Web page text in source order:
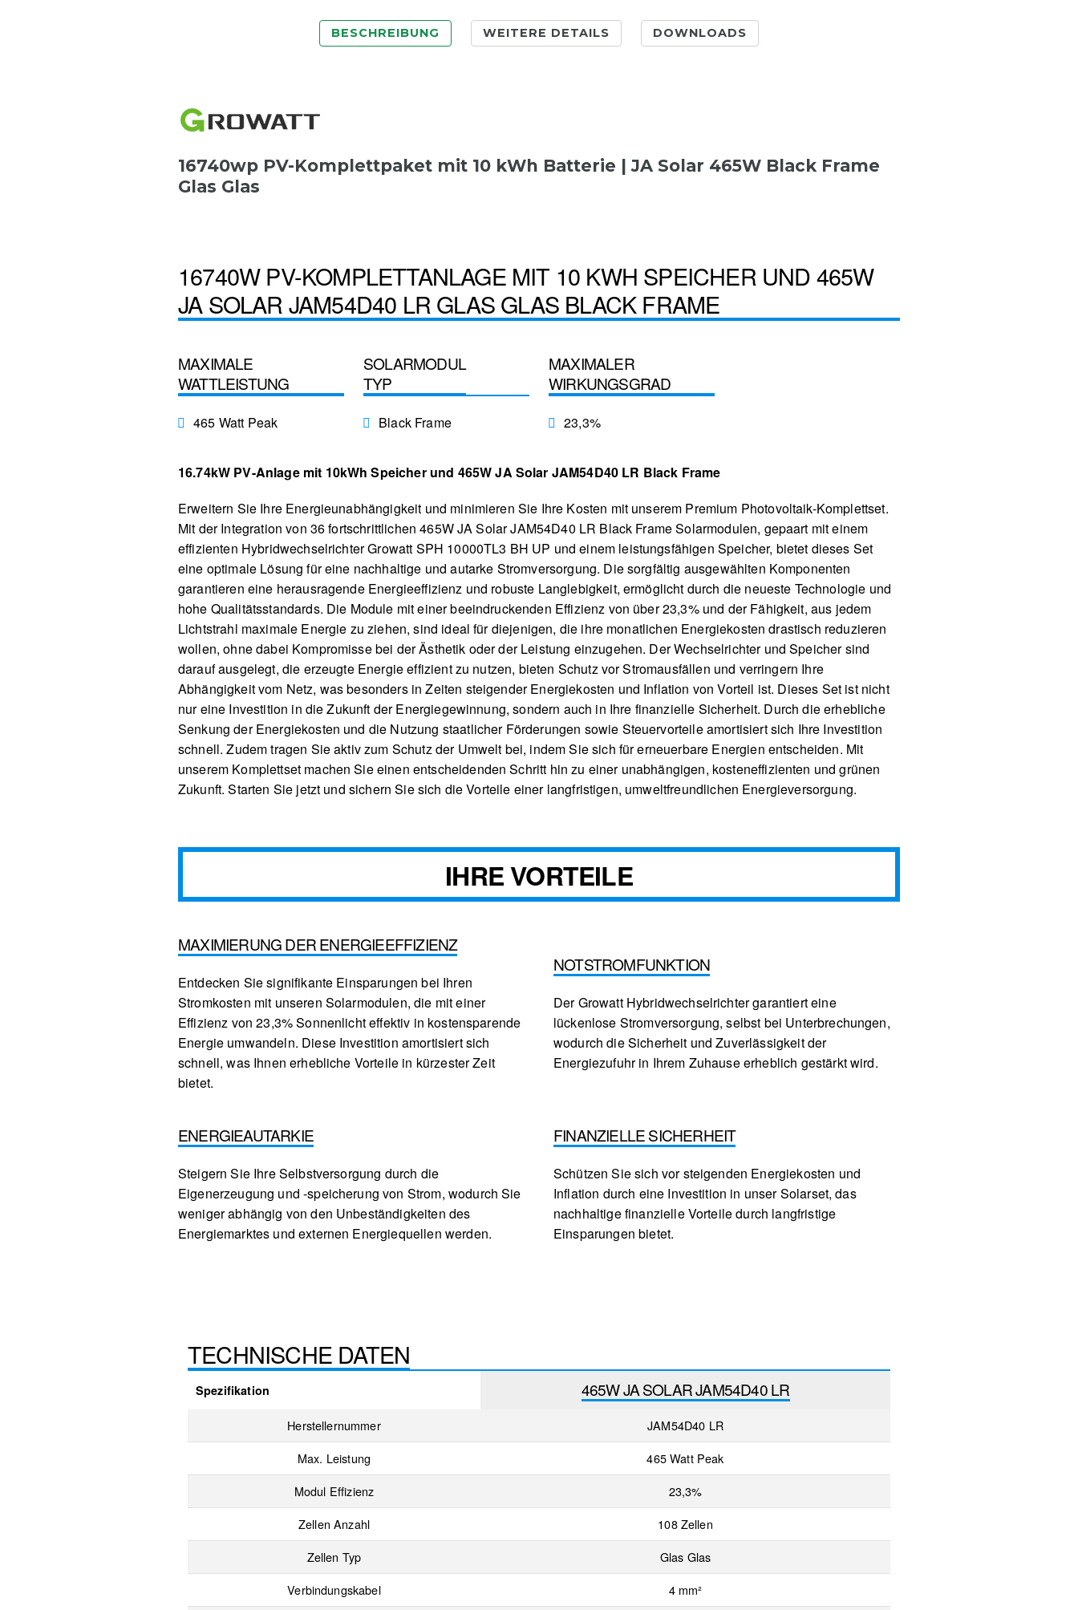
BESCHREIBUNG WEITERE DETAILS DOWNLOADS
16740wp PV-Komplettpaket mit 10 kWh Batterie | JA Solar 465W Black Frame
Glas Glas
16740W PV-KOMPLETTANLAGE MIT 10 KWH SPEICHER UND 465W
JA SOLAR JAM54D40 LR GLAS GLAS BLACK FRAME
MAXIMALE
WATTLEISTUNG
465 Watt Peak
SOLARMODUL
TYP
Black Frame
MAXIMALER
WIRKUNGSGRAD
23,3%
16.74kW PV-Anlage mit 10kWh Speicher und 465W JA Solar JAM54D40 LR Black Frame
Erweitern Sie Ihre Energieunabhängigkeit und minimieren Sie Ihre Kosten mit unserem Premium Photovoltaik-Komplettset.
Mit der Integration von 36 fortschrittlichen 465W JA Solar JAM54D40 LR Black Frame Solarmodulen, gepaart mit einem
effizienten Hybridwechselrichter Growatt SPH 10000TL3 BH UP und einem leistungsfähigen Speicher, bietet dieses Set
eine optimale Lösung für eine nachhaltige und autarke Stromversorgung. Die sorgfältig ausgewählten Komponenten
garantieren eine herausragende Energieeffizienz und robuste Langlebigkeit, ermöglicht durch die neueste Technologie und
hohe Qualitätsstandards. Die Module mit einer beeindruckenden Effizienz von über 23,3% und der Fähigkeit, aus jedem
Lichtstrahl maximale Energie zu ziehen, sind ideal für diejenigen, die ihre monatlichen Energiekosten drastisch reduzieren
wollen, ohne dabei Kompromisse bei der Ästhetik oder der Leistung einzugehen. Der Wechselrichter und Speicher sind
darauf ausgelegt, die erzeugte Energie effizient zu nutzen, bieten Schutz vor Stromausfällen und verringern Ihre
Abhängigkeit vom Netz, was besonders in Zeiten steigender Energiekosten und Inflation von Vorteil ist. Dieses Set ist nicht
nur eine Investition in die Zukunft der Energiegewinnung, sondern auch in Ihre finanzielle Sicherheit. Durch die erhebliche
Senkung der Energiekosten und die Nutzung staatlicher Förderungen sowie Steuervorteile amortisiert sich Ihre Investition
schnell. Zudem tragen Sie aktiv zum Schutz der Umwelt bei, indem Sie sich für erneuerbare Energien entscheiden. Mit
unserem Komplettset machen Sie einen entscheidenden Schritt hin zu einer unabhängigen, kosteneffizienten und grünen
Zukunft. Starten Sie jetzt und sichern Sie sich die Vorteile einer langfristigen, umweltfreundlichen Energieversorgung.
IHRE VORTEILE
MAXIMIERUNG DER ENERGIEEFFIZIENZ
Entdecken Sie signifikante Einsparungen bei Ihren
Stromkosten mit unseren Solarmodulen, die mit einer
Effizienz von 23,3% Sonnenlicht effektiv in kostensparende
Energie umwandeln. Diese Investition amortisiert sich
schnell, was Ihnen erhebliche Vorteile in kürzester Zeit
bietet.
NOTSTROMFUNKTION
Der Growatt Hybridwechselrichter garantiert eine
lückenlose Stromversorgung, selbst bei Unterbrechungen,
wodurch die Sicherheit und Zuverlässigkeit der
Energiezufuhr in Ihrem Zuhause erheblich gestärkt wird.
ENERGIEAUTARKIE
Steigern Sie Ihre Selbstversorgung durch die
Eigenerzeugung und -speicherung von Strom, wodurch Sie
weniger abhängig von den Unbeständigkeiten des
Energiemarktes und externen Energiequellen werden.
FINANZIELLE SICHERHEIT
Schützen Sie sich vor steigenden Energiekosten und
Inflation durch eine Investition in unser Solarset, das
nachhaltige finanzielle Vorteile durch langfristige
Einsparungen bietet.
TECHNISCHE DATEN
Spezifikation 465W JA SOLAR JAM54D40 LR
Herstellernummer
JAM54D40 LR
Max. Leistung
465 Watt Peak
Modul Effizienz
23,3%
Zellen Anzahl
108 Zellen
Zellen Typ
Glas Glas
Verbindungskabel
4 mm²